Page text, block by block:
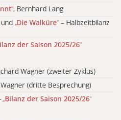
“, Bernhard Lang
und „Die Walküre“ – Halbzeitbilanz
der Saison 2025/26“
Wagner (zweiter Zyklus)
(dritte Besprechung)
„Bilanz der Saison 2025/26“